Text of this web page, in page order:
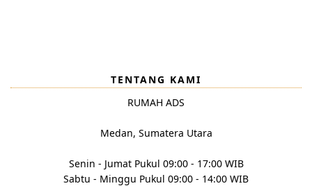
TENTANG KAMI
RUMAH ADS
Medan, Sumatera Utara
Senin - Jumat Pukul 09:00 - 17:00 WIB
Sabtu - Minggu Pukul 09:00 - 14:00 WIB